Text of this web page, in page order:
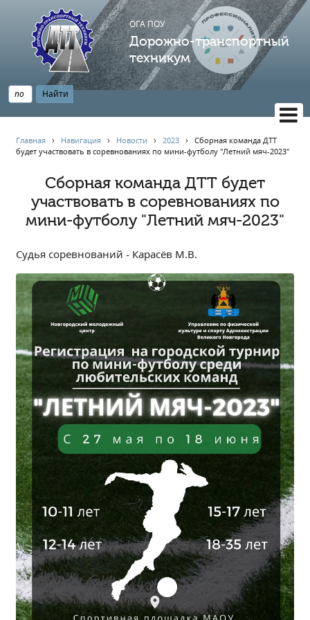
ОГА ПОУ
Дорожно-транспортный
техникум
НАВИГАЦИЯ
Главная
Профессионалитет
АБИТУРИЕНТУ
Новости
Наблюдательный совет
Информация
Независимая оценка качества
Профориентация
Обращения онлайн
Контакты
Региональный центр по профилактике ДДТТ
Учебно-производственный комплекс
Центр карьеры
Противодействие коррупции
Всероссийское чемпионатное движение
Региональная инновационная площадка
СВЕДЕНИЯ ОБ ОБРАЗОВАТЕЛЬНОЙ ОРГАНИЗАЦИИ
Основные сведения
Структура и органы управления образовательной
организацией
Документы
Главная › Навигация › Новости ›2023 ›Сборная команда ДТТ
будет участвовать в соревнованиях по мини-футболу "Летний мяч-2023"
Сборная команда ДТТ будет
участвовать в соревнованиях по
мини-футболу "Летний мяч-2023"
Судья соревнований - Карасёв М.В.